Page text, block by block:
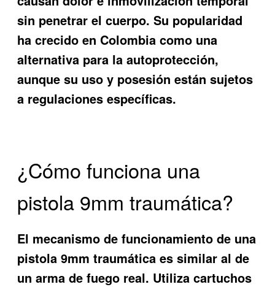
sin penetrar el cuerpo. Su popularidad
ha crecido en Colombia como una
alternativa para la autoprotección,
aunque su uso y posesión están sujetos
a regulaciones específicas.
¿Cómo funciona una
pistola 9mm traumática?
El mecanismo de funcionamiento de una
pistola 9mm traumática es similar al de
un arma de fuego real. Utiliza cartuchos